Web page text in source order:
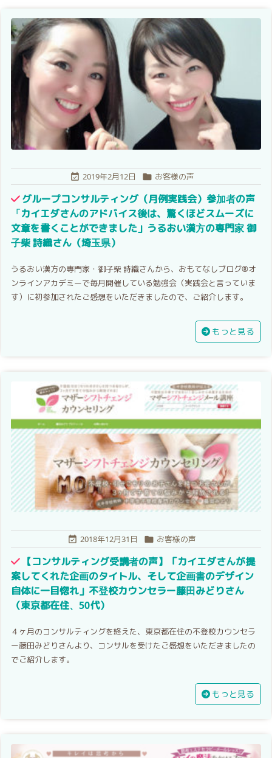
 2019年2月12日  お客様の声
グループコンサルティング（月例実践会）参加者の声
「カイエダさんのアドバイス後は、驚くほどスムーズに
文章を書くことができました」うるおい漢方の専門家 御
子柴 詩織さん（埼玉県）
うるおい漢方の専門家・御子柴 詩織さんから、おもてなしブログ®︎オ
ンラインアカデミーで毎月開催している勉強会（実践会と言っていま
す）に初参加されたご感想をいただきましたので、ご紹介します。
もっと見る
 2018年12月31日  お客様の声
【コンサルティング受講者の声】「カイエダさんが提
案してくれた企画のタイトル、そして企画書のデザイン
自体に一目惚れ」不登校カウンセラー藤田みどりさん
（東京都在住、50代）
４ヶ月のコンサルティングを終えた、東京都在住の不登校カウンセラ
ー藤田みどりさんより、コンサルを受けたご感想をいただきましたの
でご紹介します。
もっと見る